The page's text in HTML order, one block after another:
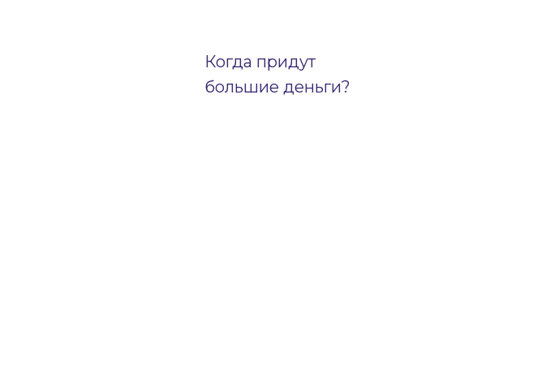
Когда придут
большие деньги?